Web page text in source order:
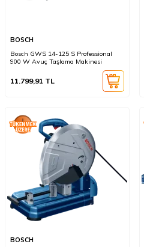
BOSCH
Bosch GWS 14-125 S Professional
900 W Avuç Taşlama Makinesi
11.799,91 TL
BOSCH